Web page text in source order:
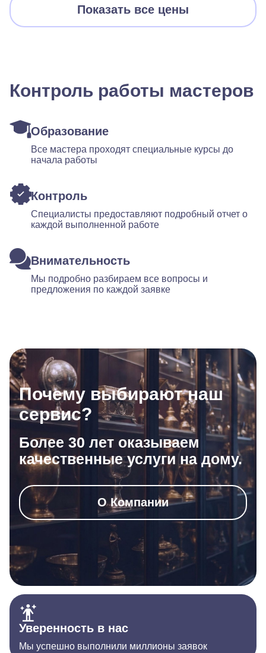
Показать все цены
Контроль работы мастеров
Образование
Все мастера проходят специальные курсы до
начала работы
Контроль
Специалисты предоставляют подробный отчет о
каждой выполненной работе
Внимательность
Мы подробно разбираем все вопросы и
предложения по каждой заявке
Почему выбирают наш
сервис?
Более 30 лет оказываем
качественные услуги на дому.
О Компании
Уверенность в нас
Мы успешно выполнили миллионы заявок